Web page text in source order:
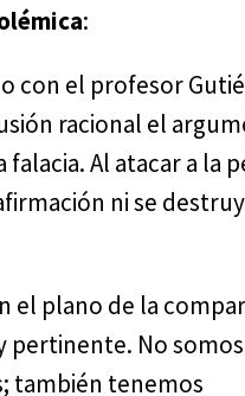
:
con el profesor
racional el
Al atacar a la
ni se
el plano de la
pertinente. No
también tenemos